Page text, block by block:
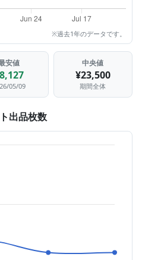
※過去1年のデータです。
安値
05/09
中央値
¥23,500
期間全体
出品枚数